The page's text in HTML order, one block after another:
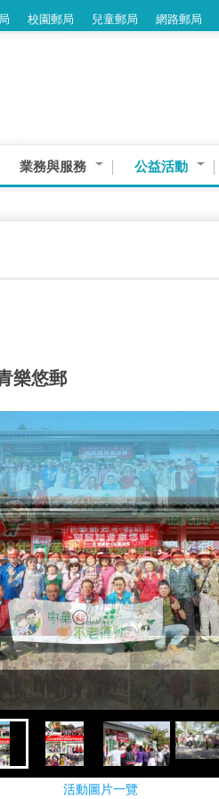
校園郵局 兒童郵局 網路郵局
業務與服務 公益活動
樂悠郵
活動圖片一覽